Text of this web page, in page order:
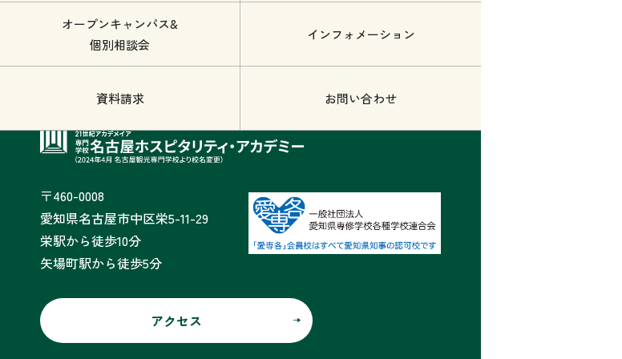
オープンキャンパス&
個別相談会
インフォメーション
資料請求 お問い合わせ
〒460-0008
愛知県名古屋市中区栄5-11-29
栄駅から徒歩10分
矢場町駅から徒歩5分
アクセス